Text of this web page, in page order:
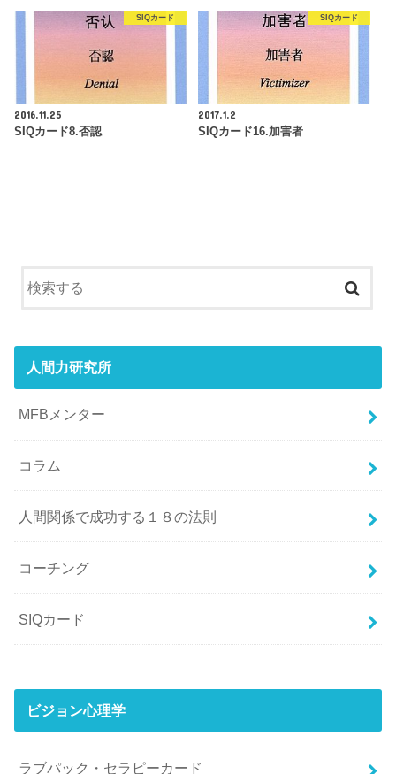
SIQカード
2016.11.25
SIQカード8.否認
SIQカード
2017.1.2
SIQカード16.加害者
人間力研究所
MFBメンター
コラム
人間関係で成功する１８の法則
コーチング
SIQカード
ビジョン心理学
ラブパック・セラピーカード